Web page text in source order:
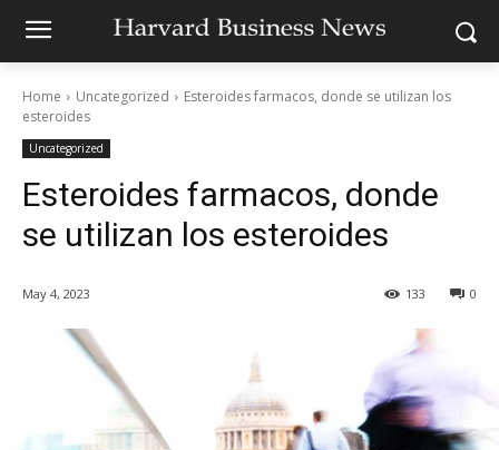
Home Uncategorized
Esteroides farmacos, donde se utilizan los
esteroides
Uncategorized
Esteroides farmacos, donde
se utilizan los esteroides
May 4, 2023 0
133